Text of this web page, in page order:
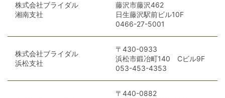
株式会社ブライダル
湘南支社
藤沢市藤沢462
日生藤沢駅前ビル10F
0466-27-5001
株式会社ブライダル
浜松支社
〒430-0933
浜松市鍛冶町140 Cビル9F
053-453-4353
〒440-0882